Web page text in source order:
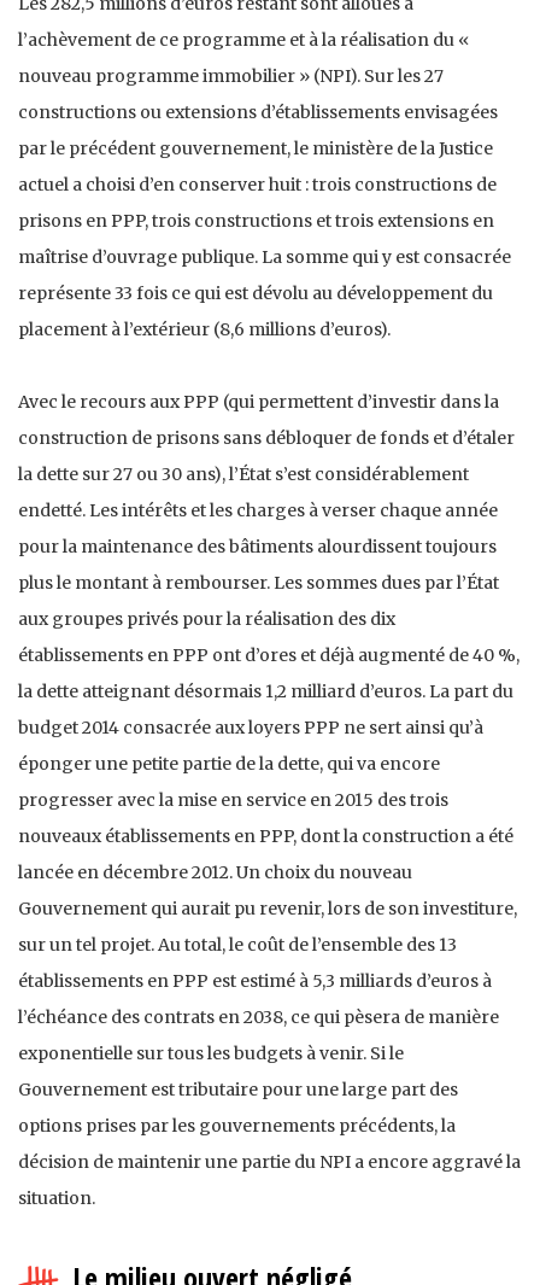
l’achèvement de ce programme et à la réalisation du «
nouveau programme immobilier » (NPI). Sur les 27
constructions ou extensions d’établissements envisagées
par le précédent gouvernement, le ministère de la Justice
actuel a choisi d’en conserver huit : trois constructions de
prisons en PPP, trois constructions et trois extensions en
maîtrise d’ouvrage publique. La somme qui y est consacrée
représente 33 fois ce qui est dévolu au développement du
placement à l’extérieur (8,6 millions d’euros).
Avec le recours aux PPP (qui permettent d’investir dans la
construction de prisons sans débloquer de fonds et d’étaler
la dette sur 27 ou 30 ans), l’État s’est considérablement
endetté. Les intérêts et les charges à verser chaque année
pour la maintenance des bâtiments alourdissent toujours
plus le montant à rembourser. Les sommes dues par l’État
aux groupes privés pour la réalisation des dix
établissements en PPP ont d’ores et déjà augmenté de 40 %,
la dette atteignant désormais 1,2 milliard d’euros. La part du
budget 2014 consacrée aux loyers PPP ne sert ainsi qu’à
éponger une petite partie de la dette, qui va encore
progresser avec la mise en service en 2015 des trois
nouveaux établissements en PPP, dont la construction a été
lancée en décembre 2012. Un choix du nouveau
Gouvernement qui aurait pu revenir, lors de son investiture,
sur un tel projet. Au total, le coût de l’ensemble des 13
établissements en PPP est estimé à 5,3 milliards d’euros à
l’échéance des contrats en 2038, ce qui pèsera de manière
exponentielle sur tous les budgets à venir. Si le
Gouvernement est tributaire pour une large part des
options prises par les gouvernements précédents, la
décision de maintenir une partie du NPI a encore aggravé la
situation.
Le milieu ouvert négligé